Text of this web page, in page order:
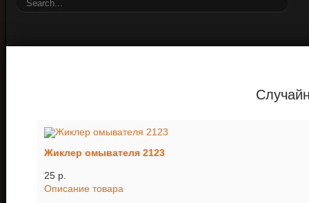
Жиклер омывателя 2123
25 p.
Описание товара